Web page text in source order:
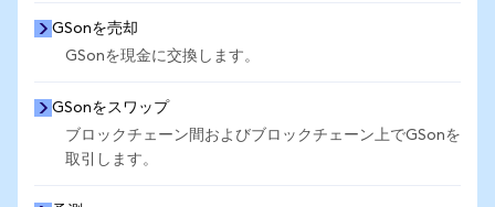
GSonを売却
GSonを現金に交換します。
GSonをスワップ
ブロックチェーン間およびブロックチェーン上でGSonを
取引します。